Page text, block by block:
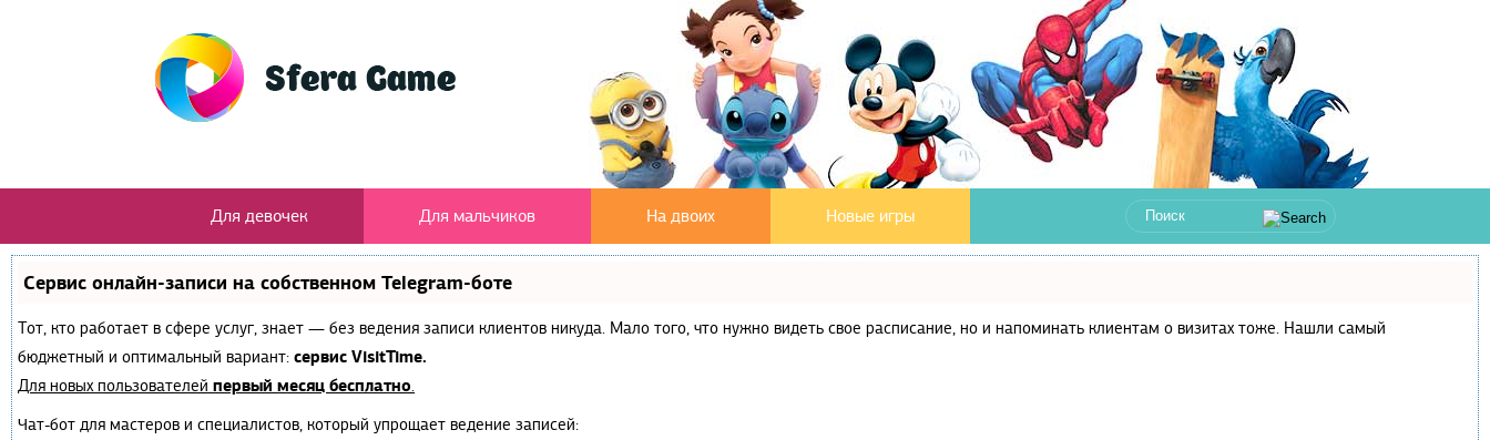
Для девочек Для мальчиков На двоих Новые игры
Сервис онлайн-записи на собственном Telegram-боте
Тот, кто работает в сфере услуг, знает — без ведения записи клиентов никуда. Мало того, что нужно видеть свое расписание, но и напоминать клиентам о визитах тоже. Нашли самый
бюджетный и оптимальный вариант: сервис VisitTime.
Для новых пользователей первый месяц бесплатно.
Чат-бот для мастеров и специалистов, который упрощает ведение записей: